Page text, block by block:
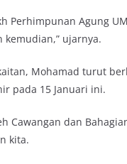
Perhimpunan Agung
ujarnya.
Mohamad turut
pada 15 Januari ini.
Cawangan dan
kita.